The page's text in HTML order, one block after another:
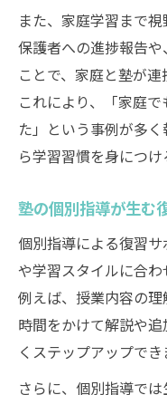
また、家庭学習まで視
保護者への進捗報告
ことで、家庭と塾が連
これにより、「家庭
た」という事例が多
ら学習習慣を身につけ
塾の個別指導が生む
個別指導による復習
や学習スタイルに合わ
例えば、授業内容の
時間をかけて解説や
くステップアップでき
さらに、個別指導で